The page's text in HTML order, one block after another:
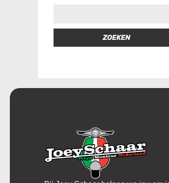
ZOEKEN